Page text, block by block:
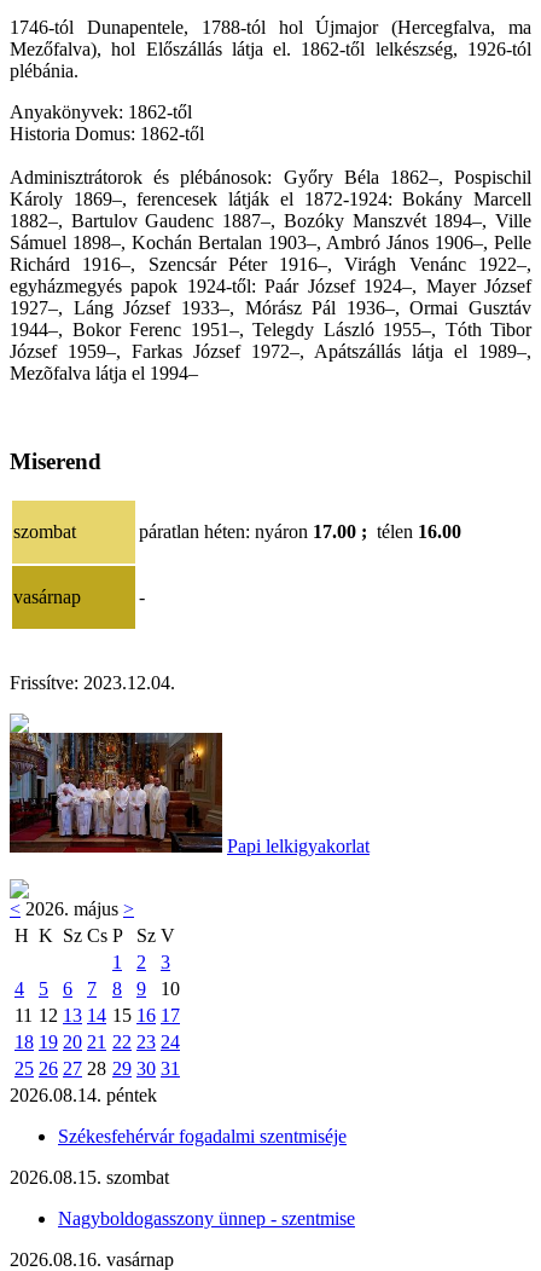
1746-tól Dunapentele, 1788-tól hol Újmajor (Hercegfalva, ma
Mezőfalva), hol Előszállás látja el. 1862-től lelkészség, 1926-tól
plébánia.
Anyakönyvek: 1862-től
Historia Domus: 1862-től
Adminisztrátorok és plébánosok: Győry Béla 1862–, Pospischil
Károly 1869–, ferencesek látják el 1872-1924: Bokány Marcell
1882–, Bartulov Gaudenc 1887–, Bozóky Manszvét 1894–, Ville
Sámuel 1898–, Kochán Bertalan 1903–, Ambró János 1906–, Pelle
Richárd 1916–, Szencsár Péter 1916–, Virágh Venánc 1922–,
egyházmegyés papok 1924-től: Paár József 1924–, Mayer József
1927–, Láng József 1933–, Mórász Pál 1936–, Ormai Gusztáv
1944–, Bokor Ferenc 1951–, Telegdy László 1955–, Tóth Tibor
József 1959–, Farkas József 1972–, Apátszállás látja el 1989–,
Mezõfalva látja el 1994–
Miserend
szombat páratlan héten: nyáron 17.00 ; télen 16.00
vasárnap -
Frissítve: 2023.12.04.
Papi lelkigyakorlat
< 2026. május >
H K Sz Cs P Sz V
1
2
3
4
5 6 7 8 9
10
11 12 13 14 15 16 17
18 19 20 21 22 23 24
25 26 27 28 29 30 31
2026.08.14. péntek
Székesfehérvár fogadalmi szentmiséje
2026.08.15. szombat
Nagyboldogasszony ünnep - szentmise
2026.08.16. vasárnap